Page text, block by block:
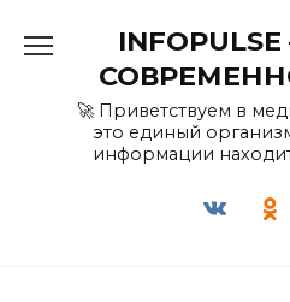
содержанию
🚀 Приветствуем в
это единый
информации